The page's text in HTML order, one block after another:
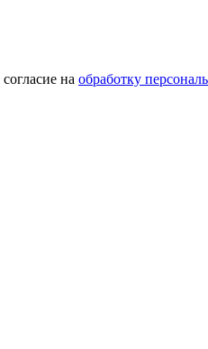
на обработку